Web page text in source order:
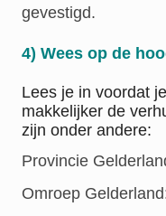
gevestigd.
4) Wees op de
Lees je in voordat
makkelijker de
zijn onder andere:
Provincie
Omroep